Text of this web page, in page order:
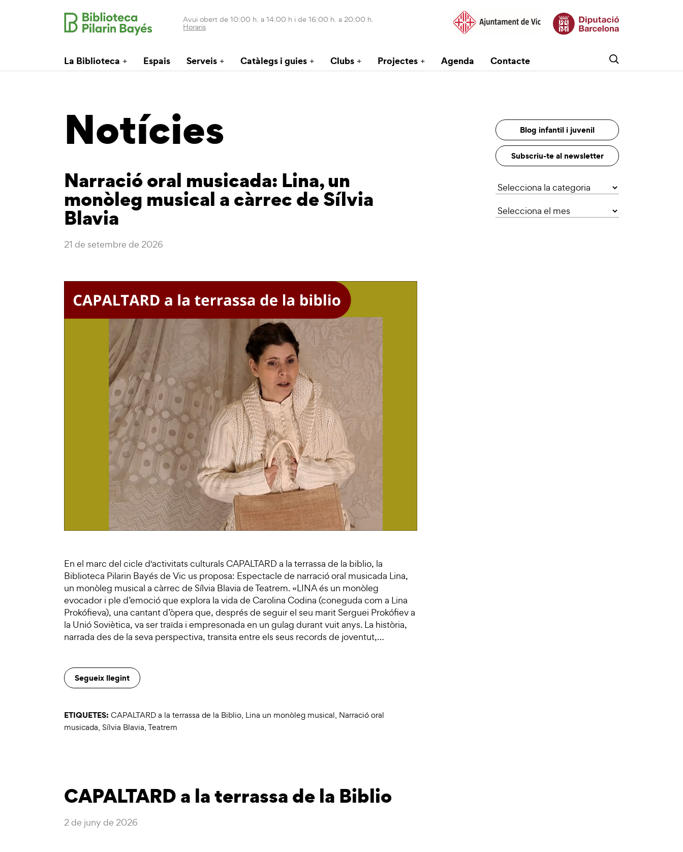
Avui obert de 10:00 h. a 14:00 h i de 16:00 h. a 20:00 h.
Horaris
La Biblioteca Espais Serveis Catàlegs i guies Clubs Projectes Agenda Contacte
Notícies Blog infantil i juvenil
Subscriu-te al newsletter
Narració oral musicada: Lina, un
monòleg musical a càrrec de Sílvia
Blavia
21 de setembre de 2026
En el marc del cicle d'activitats culturals CAPALTARD a la terrassa de la biblio, la
Biblioteca Pilarin Bayés de Vic us proposa: Espectacle de narració oral musicada Lina,
un monòleg musical a càrrec de Sílvia Blavia de Teatrem. «LINA és un monòleg
evocador i ple d’emoció que explora la vida de Carolina Codina (coneguda com a Lina
Prokófieva), una cantant d’òpera que, després de seguir el seu marit Serguei Prokófiev a
la Unió Soviètica, va ser traïda i empresonada en un gulag durant vuit anys. La història,
narrada des de la seva perspectiva, transita entre els seus records de joventut,…
Segueix llegint
ETIQUETES: CAPALTARD a la terrassa de la Biblio, Lina un monòleg musical, Narració oral
musicada, Sílvia Blavia,Teatrem
CAPALTARD a la terrassa de la Biblio
2 de juny de 2026
Categories